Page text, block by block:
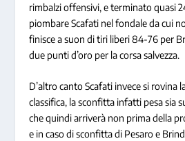
rimbalzi offensivi, e terminato quasi
piombare Scafati nel fondale da cui
finisce a suon di tiri liberi 84-76 per
due punti d’oro per la corsa salvezza.
D’altro canto Scafati invece si rovina
classifica, la sconfitta infatti pesa sia
che quindi arriverà non prima della
e in caso di sconfitta di Pesaro e